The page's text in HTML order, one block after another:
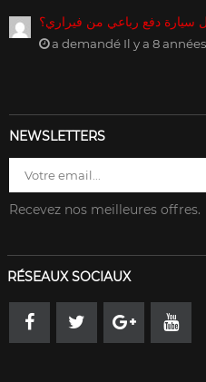
سيارة دفع رباعي من فيراري؟
a demandé Il y a 8 années
NEWSLETTERS
Recevez nos meilleures offres.
RÉSEAUX SOCIAUX